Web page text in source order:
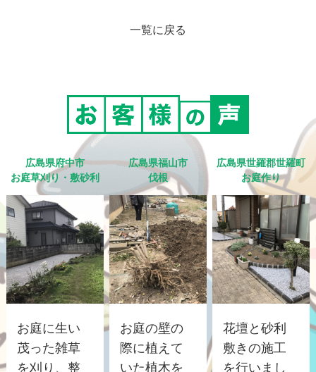
一覧に戻る
広島県府中市
お庭草刈り・敷砂利
お庭に生い
茂った雑草
を刈り、整
広島県福山市
伐根
お庭の壁の
際に植えて
いた植木を
広島県世羅郡世羅町
お庭作り
花壇と砂利
敷きの施工
を行いまし